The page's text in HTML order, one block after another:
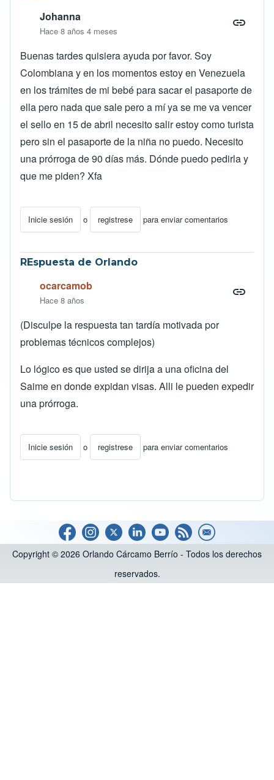
Johanna
Hace 8 años 4 meses
Buenas tardes quisiera ayuda por favor. Soy
Colombiana y en los momentos estoy en Venezuela
en los trámites de mi bebé para sacar el pasaporte de
ella pero nada que sale pero a mí ya se me va vencer
el sello en 15 de abril necesito salir estoy como turista
pero sin el pasaporte de la niña no puedo. Necesito
una prórroga de 90 días más. Dónde puedo pedirla y
que me piden? Xfa
Inicie sesión o registrese para enviar comentarios
REspuesta de Orlando
ocarcamob
Hace 8 años
(Disculpe la respuesta tan tardía motivada por
problemas técnicos complejos)
Lo lógico es que usted se dirija a una oficina del
Saime en donde expidan visas. Alli le pueden expedir
una prórroga.
Inicie sesión o registrese para enviar comentarios
Copyright © 2026 Orlando Cárcamo Berrío - Todos los derechos
reservados.